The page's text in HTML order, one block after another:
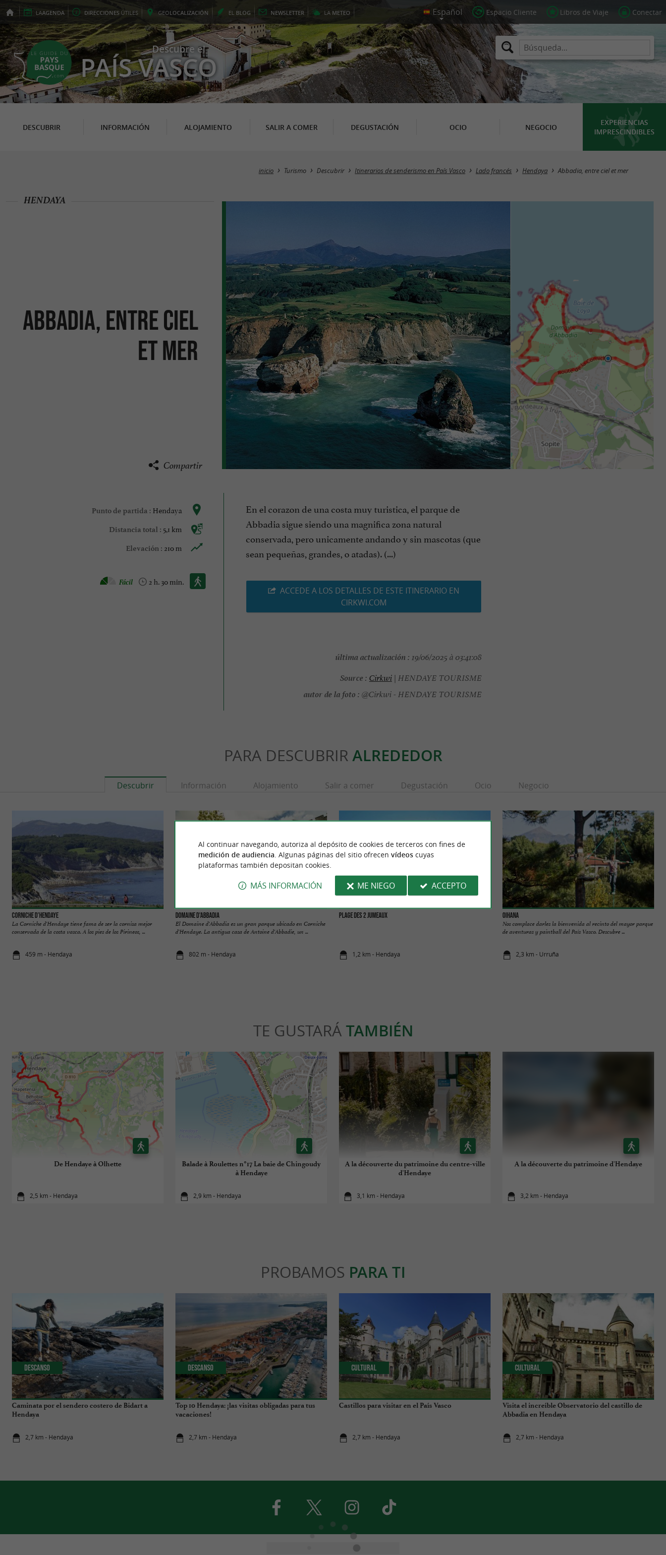
LAAGENDA DIRECCIONES ÚTILES GEOLOCALIZACIÓN EL BLOG NEWSLETTER LA METEO Espacio Cliente Libros de Viaje Conectar
Descubre el
PAÍS VASCO
DESCUBRIR INFORMACIÓN ALOJAMIENTO SALIR A COMER DEGUSTACIÓN OCIO NEGOCIO
EXPERIENCIAS
IMPRESCINDIBLES
inicio Turismo Descubrir Itinerarios de senderismo en País Vasco Lado francés Hendaya Abbadia, entre ciel et mer
Abbadia, entre ciel
et mer
HENDAYA
Compartir
Punto de partida : Hendaya
Distancia total : 5,1 km
Elevación : 210 m
Caminata :
2 h. 30 min.
Fácil
En el corazon de una costa muy turistica, el parque de
Abbadia sigue siendo una magnifica zona natural
conservada, pero unicamente andando y sin mascotas (que
sean pequeñas, grandes, o atadas). (...)
ACCEDE A LOS DETALLES DE ESTE ITINERARIO EN
CIRKWI.COM
última actualización : 19/06/2025 à 03:41:08
Source : Cirkwi| HENDAYE TOURISME
autor de la foto : @Cirkwi - HENDAYE TOURISME
PARA DESCUBRIR ALREDEDOR
Descubrir Información Alojamiento Salir a comer Degustación Ocio Negocio
Corniche d’Hendaye
La Corniche d'Hendaye tiene fama de ser la cornisa mejor
conservada de la costa vasca. A los pies de los Pirineos, ...
459 m - Hendaya
Domaine d'Abbadia
El Domaine d'Abbadia es un gran parque ubicado en Corniche
d'Hendaye. La antigua casa de Antoine d'Abbadie, un ...
802 m - Hendaya
Plage des 2 Jumeaux
1,2 km - Hendaya
Oihana
Nos complace darles la bienvenida al recinto del mayor parque
de aventuras y paintball del País Vasco. Descubre ...
2,3 km - Urruña
TE GUSTARÁTAMBIÉN
De Hendaye à Olhette
2,5 km - Hendaya
Balade à Roulettes n°17 La baie de Chingoudy
à Hendaye
2,9 km - Hendaya
A la découverte du patrimoine du centre-ville
d'Hendaye
3,1 km - Hendaya
A la découverte du patrimoine d'Hendaye
3,2 km - Hendaya
PROBAMOS PARA TI
Caminata por el sendero costero de Bidart a
Hendaya
2,7 km - Hendaya
Descanso
Top 10 Hendaya: ¡las visitas obligadas para tus
vacaciones!
2,7 km - Hendaya
Descanso
Castillos para visitar en el País Vasco
2,7 km - Hendaya
Cultural
Visita el increíble Observatorio del castillo de
Abbadia en Hendaya
2,7 km - Hendaya
Cultural
Al continuar navegando, autoriza al depósito de cookies de terceros con fines de
medición de audiencia . Algunas páginas del sitio ofrecen vídeoscuyas
plataformas también depositan cookies.
MÁS INFORMACIÓN ME NIEGO ACCEPTO